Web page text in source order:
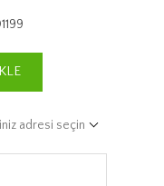
adresi seçin